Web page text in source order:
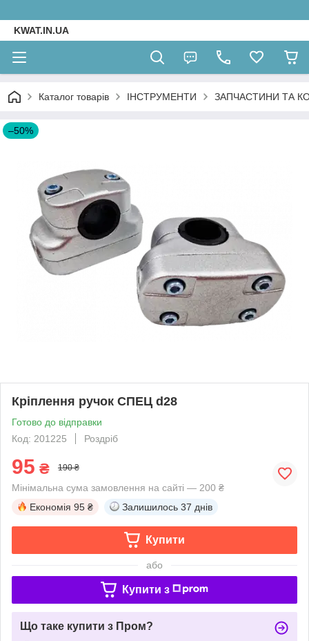
KWAT.IN.UA
Каталог товарів ІНСТРУМЕНТИ ЗАПЧАСТИНИ ТА
–50%
Кріплення ручок СПЕЦ d28
Готово до відправки
Код: 201225
Роздріб
95 ₴ 190 ₴
Мінімальна сума замовлення на сайті — 200 ₴
Економія 95 ₴ Залишилось 37 днів
Купити
або
Купити з
Що таке купити з Пром?